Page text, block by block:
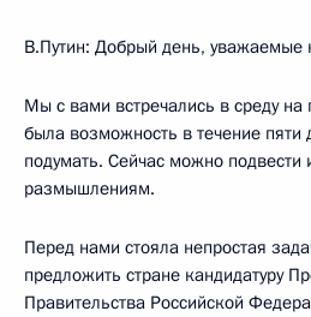
В.Путин: Добрый день, уважаемые
Мы с вами встречались в среду
была возможность в течение пяти
подумать. Сейчас можно подвести
размышлениям.
Перед нами стояла непростая
предложить стране кандидатуру
Правительства Российской